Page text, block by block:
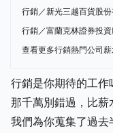
行銷／新光三越百貨股
行銷／富蘭克林證券投
查看更多行銷熱門公司
行銷是你期待的工作
那千萬別錯過，比薪
我們為你蒐集了過